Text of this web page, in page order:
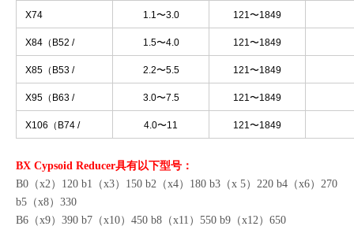
X64（B42 /
0.75〜2.2 121〜1849
X74 1.1〜3.0 121〜1849
X84（B52 /
1.5〜4.0 121〜1849
X85（B53 /
2.2〜5.5 121〜1849
X95（B63 /
3.0〜7.5 121〜1849
B4527）
BX Cypsoid Reducer具有以下型号：
B0（x2）120 b1（x3）150 b2（x4）180 b3（x 5）220 b4（x6）270